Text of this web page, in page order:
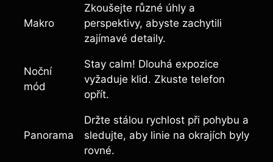
Makro
Zkoušejte různé úhly a
perspektivy, abyste zachytili
zajímavé detaily.
Noční
mód
Stay calm! Dlouhá expozice
vyžaduje klid. Zkuste telefon
opřít.
Panorama
Držte stálou rychlost při pohybu a
sledujte, aby linie na okrajích byly
rovné.